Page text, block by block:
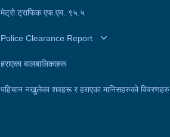
मेट्रो ट्राफिक एफ.एम. ९५.५
Police Clearance Report
हराएका बालबालिकाहरू
पहिचान नखुलेका शवहरू र हराएका मानिसहरुको विवरणहरु